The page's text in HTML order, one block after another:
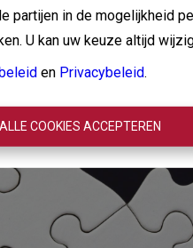
partijen in de mogelijkheid
U kan uw keuze altijd
en Privacybeleid.
ALLE COOKIES ACCEPTEREN